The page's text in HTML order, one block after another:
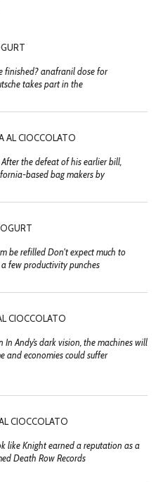
finished? anafranil dose for
takes part in the
AL CIOCCOLATO
the defeat of his earlier bill,
based bag makers by
be refilled Don't expect much to
few productivity punches
CIOCCOLATO
Andy’s dark vision, the machines will
and economies could suffer
CIOCCOLATO
like Knight earned a reputation as a
Death Row Records